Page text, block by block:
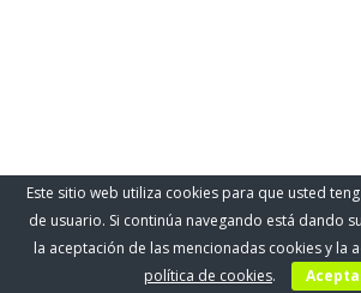
Este sitio web utiliza cookies para que usted
de usuario. Si continúa navegando está dando
la aceptación de las mencionadas cookies y la
política de cookies.